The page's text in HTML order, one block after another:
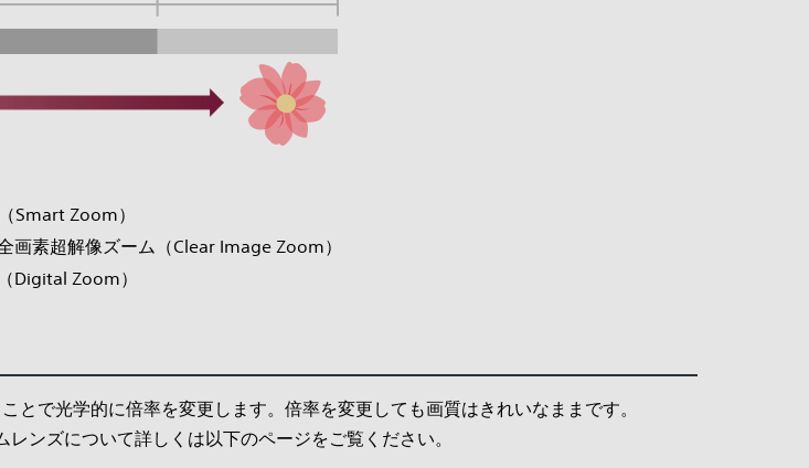
Smart Zoom）
画素超解像ズーム（Clear Image Zoom）
Digital Zoom）
で光学的に倍率を変更します。倍率を変更しても画質はきれいなままです。
ンズについて詳しくは以下のページをご覧ください。